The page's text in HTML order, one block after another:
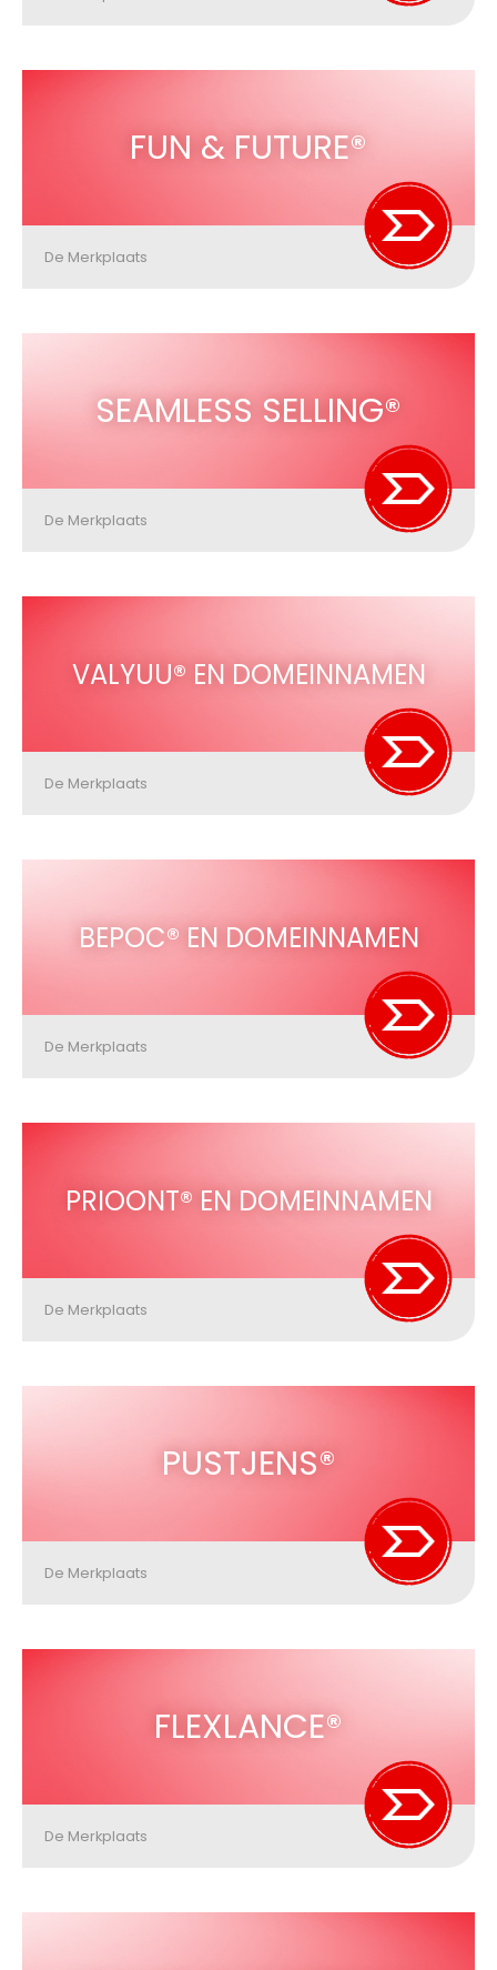
FUN & FUTURE®
De Merkplaats
SEAMLESS SELLING®
De Merkplaats
VALYUU® EN DOMEINNAMEN
De Merkplaats
BEPOC® EN DOMEINNAMEN
De Merkplaats
PRIOONT® EN DOMEINNAMEN
De Merkplaats
PUSTJENS®
De Merkplaats
FLEXLANCE®
De Merkplaats